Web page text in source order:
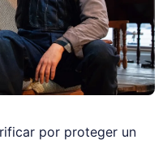
por proteger un